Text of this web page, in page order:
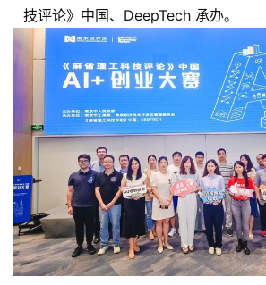
技评论》中国、DeepTech 承办。